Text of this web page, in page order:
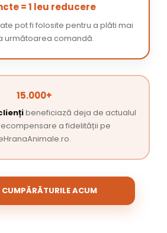
= 1 leu reducere
pot fi folosite pentru a plăti mai
următoarea comandă.
15.000+
beneficiază deja de actualul
a fidelității pe
CUMPĂRĂTURILE ACUM